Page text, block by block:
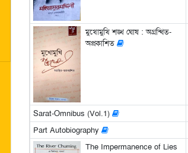
মুখোমুখি শঙ্খ ঘোষ : অগ্রন্থিত-
অপ্রকাশিত
Sarat-Omnibus (Vol.1)
Part Autobiography
The Impermanence of Lies